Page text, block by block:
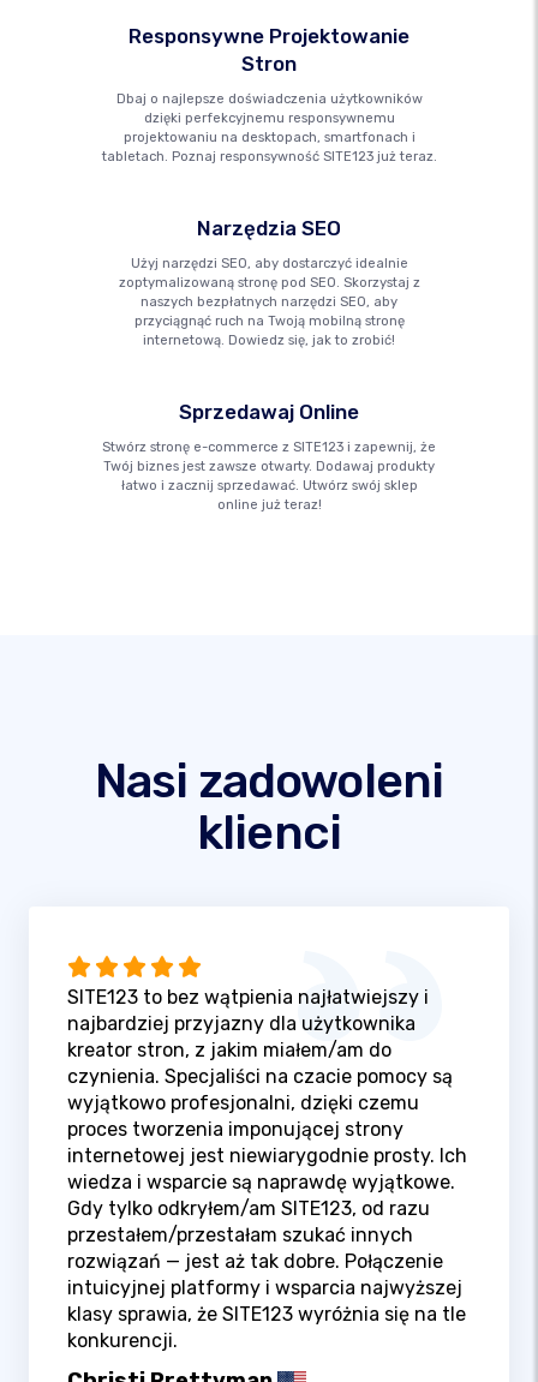
Responsywne Projektowanie
Stron
Dbaj o najlepsze doświadczenia użytkowników
dzięki perfekcyjnemu responsywnemu
projektowaniu na desktopach, smartfonach i
tabletach. Poznaj responsywność SITE123 już teraz.
Narzędzia SEO
Użyj narzędzi SEO, aby dostarczyć idealnie
zoptymalizowaną stronę pod SEO. Skorzystaj z
naszych bezpłatnych narzędzi SEO, aby
przyciągnąć ruch na Twoją mobilną stronę
internetową. Dowiedz się, jak to zrobić!
Sprzedawaj Online
Stwórz stronę e-commerce z SITE123 i zapewnij, że
Twój biznes jest zawsze otwarty. Dodawaj produkty
łatwo i zacznij sprzedawać. Utwórz swój sklep
online już teraz!
Nasi zadowoleni
klienci
SITE123 to bez wątpienia najłatwiejszy i
najbardziej przyjazny dla użytkownika
kreator stron, z jakim miałem/am do
czynienia. Specjaliści na czacie pomocy są
wyjątkowo profesjonalni, dzięki czemu
proces tworzenia imponującej strony
internetowej jest niewiarygodnie prosty. Ich
wiedza i wsparcie są naprawdę wyjątkowe.
Gdy tylko odkryłem/am SITE123, od razu
przestałem/przestałam szukać innych
rozwiązań — jest aż tak dobre. Połączenie
intuicyjnej platformy i wsparcia najwyższej
klasy sprawia, że SITE123 wyróżnia się na tle
konkurencji.